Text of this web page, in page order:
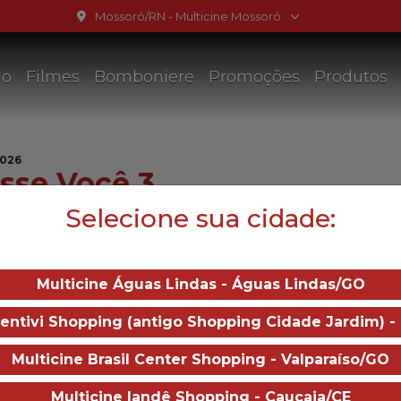
Mossoró/RN - Multicine Mossoró
Filmes Bomboniere Promoções Produtos
Você 3
duas décadas depois da última troca de corpos entre
fase da vida com a filha Bia, agora adulta e casada
mostra que é necessário se colocar no lugar do
Cleo Pires, Rafael Infante, Maria Gladys
Selecione sua cidade:
Multicine Águas Lindas - Águas Lindas/GO
Shopping (antigo Shopping Cidade Jardim) -
Multicine Brasil Center Shopping - Valparaíso/GO
Multicine Iandê Shopping - Caucaia/CE